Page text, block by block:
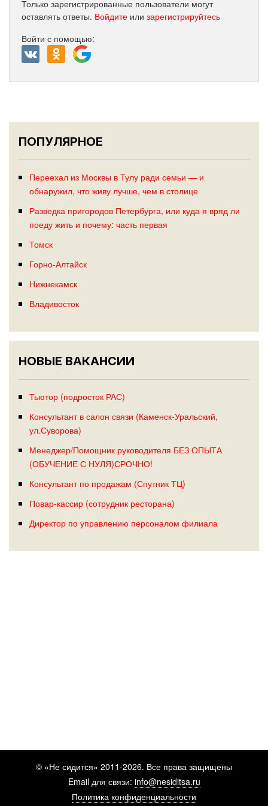
Только зарегистрированные пользователи могут
оставлять ответы. Войдите или зарегистрируйтесь
Войти с помощью:
ПОПУЛЯРНОЕ
Переехал из Москвы в Тулу ради семьи — и
обнаружил, что живу лучше, чем в столице
Разведка пригородов Петербурга, или куда я вряд ли
поеду жить и почему: часть первая
Томск
Горно-Алтайск
Нижнекамск
Владивосток
НОВЫЕ ВАКАНСИИ
Тьютор (подросток РАС)
Консультант в салон связи (Каменск-Уральский,
ул.Суворова)
Менеджер/Помощник руководителя БЕЗ ОПЫТА
(ОБУЧЕНИЕ С НУЛЯ)СРОЧНО!
Консультант по продажам (Спутник ТЦ)
Повар-кассир (сотрудник ресторана)
Директор по управлению персоналом филиала
© «Не сидится» 2011-2026. Все права защищены
Email для связи: info@nesiditsa.ru
Политика конфиденциальности